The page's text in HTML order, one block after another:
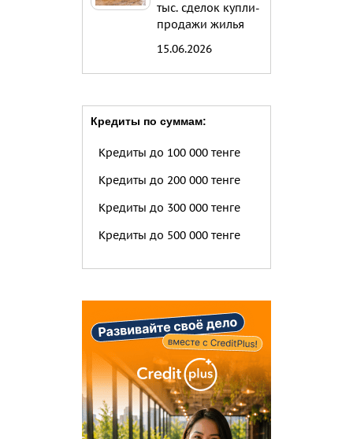
тыс. сделок купли-
продажи жилья
15.06.2026
Кредиты по суммам:
Кредиты до 100 000 тенге
Кредиты до 200 000 тенге
Кредиты до 300 000 тенге
Кредиты до 500 000 тенге